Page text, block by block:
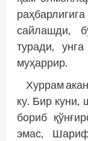
сайлашди,
туради,
муҳаррир.
Хуррам
ку. Бир куни,
бориб
эмас,